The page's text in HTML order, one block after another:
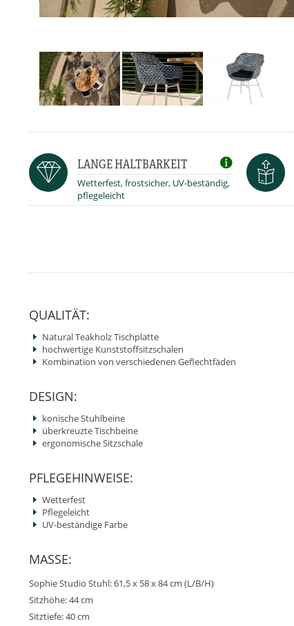
LANGE HALTBARKEIT
Wetterfest, frostsicher, UV-beständig,
pflegeleicht
QUALITÄT:
Natural Teakholz Tischplatte
hochwertige Kunststoffsitzschalen
Kombination von verschiedenen Geflechtfäden
DESIGN:
konische Stuhlbeine
überkreuzte Tischbeine
ergonomische Sitzschale
PFLEGEHINWEISE:
Wetterfest
Pflegeleicht
UV-beständige Farbe
MASSE:
Sophie Studio Stuhl: 61,5 x 58 x 84 cm (L/B/H)
Sitzhöhe: 44 cm
Sitztiefe: 40 cm